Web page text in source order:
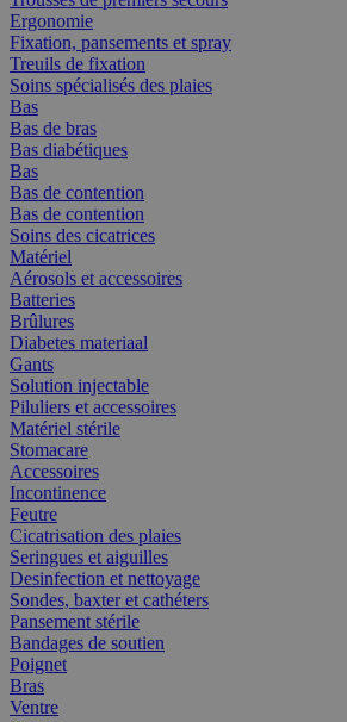
Ergonomie
Fixation, pansements et spray
Treuils de fixation
Soins spécialisés des plaies
Bas
Bas de bras
Bas diabétiques
Bas
Bas de contention
Bas de contention
Soins des cicatrices
Matériel
Aérosols et accessoires
Batteries
Brûlures
Diabetes materiaal
Gants
Solution injectable
Piluliers et accessoires
Matériel stérile
Stomacare
Accessoires
Incontinence
Feutre
Cicatrisation des plaies
Seringues et aiguilles
Desinfection et nettoyage
Sondes, baxter et cathéters
Pansement stérile
Bandages de soutien
Poignet
Bras
Ventre